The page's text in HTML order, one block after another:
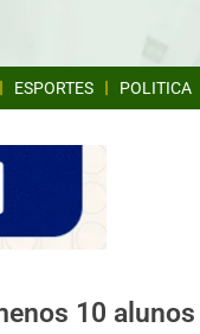
ESPORTES POLITICA
10